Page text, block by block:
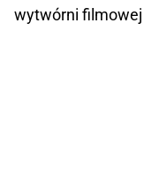
wytwórni filmowej